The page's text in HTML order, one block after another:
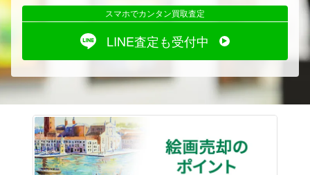
スマホでカンタン買取査定
LINE査定も受付中